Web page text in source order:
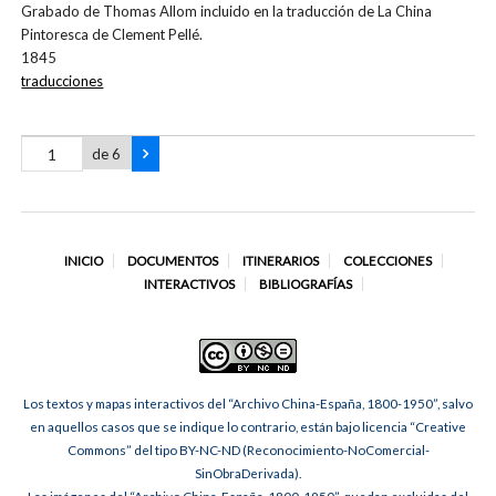
Grabado de Thomas Allom incluido en la traducción de La China
Pintoresca de Clement Pellé.
1845
traducciones
de 6
INICIO DOCUMENTOS ITINERARIOS
COLECCIONES
INTERACTIVOS
BIBLIOGRAFÍAS
Los textos y mapas interactivos del “Archivo China-España, 1800-1950”, salvo
en aquellos casos que se indique lo contrario, están bajo licencia “Creative
Commons” del tipo BY-NC-ND (Reconocimiento-NoComercial-
SinObraDerivada).